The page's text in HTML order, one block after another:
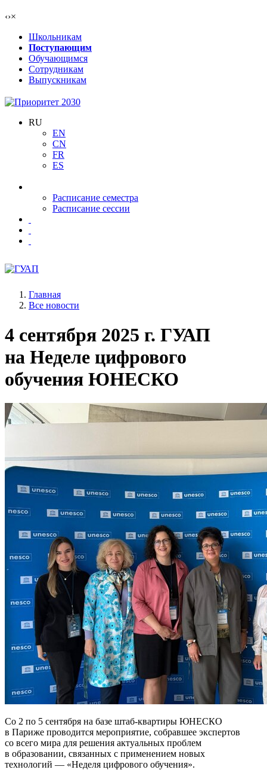
‹›×
Школьникам
Поступающим
Обучающимся
Сотрудникам
Выпускникам
RU
EN
CN
FR
ES
Расписание семестра
Расписание сессии
Главная
Все новости
4 сентября 2025 г. ГУАП
на Неделе цифрового
обучения ЮНЕСКО
Со 2 по 5 сентября на базе штаб-квартиры ЮНЕСКО
в Париже проводится мероприятие, собравшее экспертов
со всего мира для решения актуальных проблем
в образовании, связанных с применением новых
технологий — «Неделя цифрового обучения».